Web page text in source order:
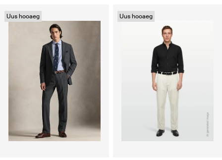
Uus hooaeg Uus hooaeg